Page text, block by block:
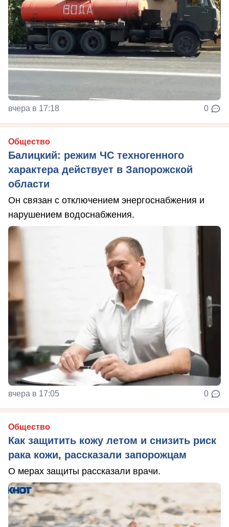
вчера в 17:18 0
Общество
Балицкий: режим ЧС техногенного
характера действует в Запорожской
области
Он связан с отключением энергоснабжения и
нарушением водоснабжения.
вчера в 17:05 0
Общество
Как защитить кожу летом и снизить риск
рака кожи, рассказали запорожцам
О мерах защиты рассказали врачи.